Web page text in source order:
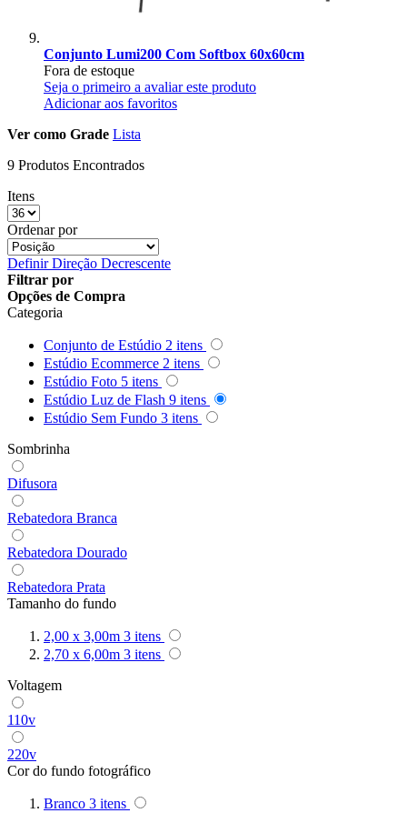
Conjunto Lumi200 Com Softbox 60x60cm
Fora de estoque
Seja o primeiro a avaliar este produto
Adicionar aos favoritos
Ver como Grade Lista
9 Produtos Encontrados
Itens
Ordenar por
Definir Direção Decrescente
Filtrar por
Opções de Compra
Categoria
Conjunto de Estúdio 2 itens
Estúdio Ecommerce 2 itens
Estúdio Foto 5 itens
Estúdio Luz de Flash 9 itens
Estúdio Sem Fundo 3 itens
Sombrinha
Difusora
Rebatedora Branca
Rebatedora Dourado
Rebatedora Prata
Tamanho do fundo
2,00 x 3,00m 3 itens
2,70 x 6,00m 3 itens
Voltagem
110v
220v
Cor do fundo fotográfico
Branco 3 itens